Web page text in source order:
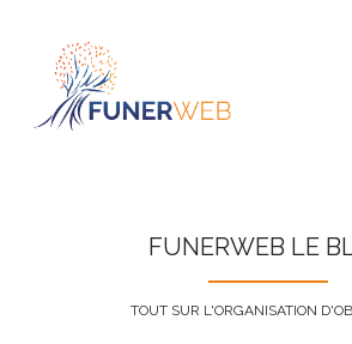
FUNERWEB LE
TOUT SUR L'ORGANISATION